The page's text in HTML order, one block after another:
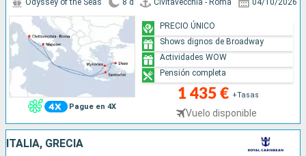
Pague en 4X
1 435 € +Tasas
Vuelo disponible
PRECIO ÚNICO
Shows dignos de Broadway
Actividades WOW
Pensión completa
ITALIA, GRECIA